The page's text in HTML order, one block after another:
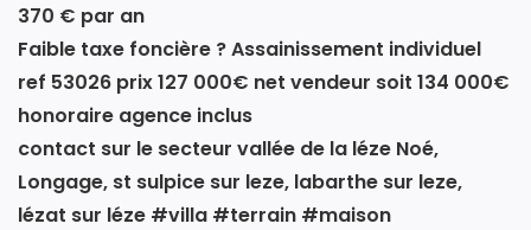
370 € par an
Faible taxe foncière ? Assainissement individuel
ref 53026 prix 127 000€ net vendeur soit 134 000€
honoraire agence inclus
contact sur le secteur vallée de la léze Noé,
Longage, st sulpice sur leze, labarthe sur leze,
lézat sur léze #villa #terrain #maison